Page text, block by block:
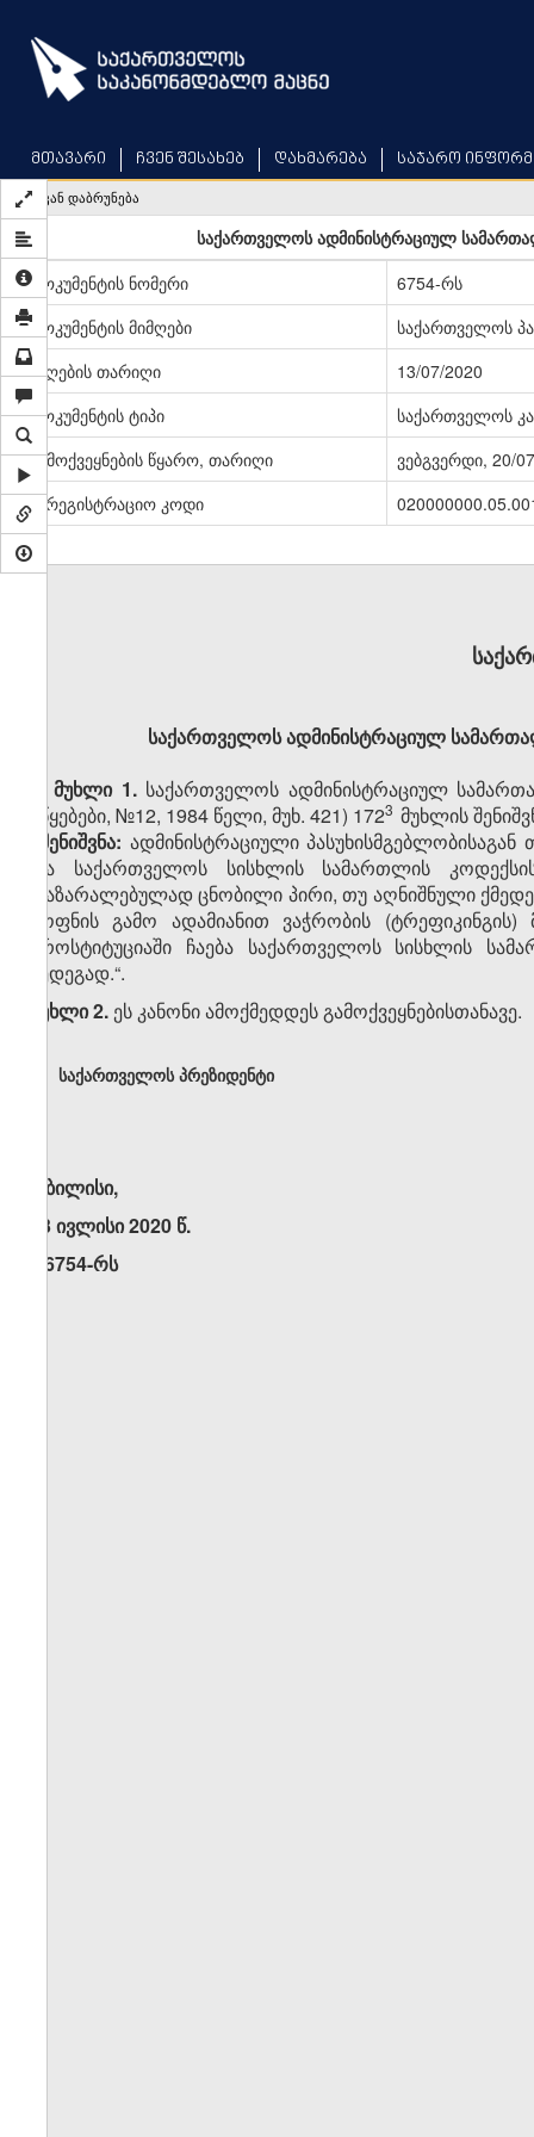
main
content
მთავარი ჩვენ შესახებ დახმარება საჯარო
უკან დაბრუნება
საქართველოს ადმინისტრაციულ
დოკუმენტის ნომერი
6754-რს
დოკუმენტის მიმღები
საქართველოს
მიღების თარიღი
13/07/2020
დოკუმენტის ტიპი
საქართველოს
გამოქვეყნების წყარო, თარიღი
ვებგვერდი, 20/
სარეგისტრაციო კოდი
საქართველოს ადმინისტრაციულ
მუხლი 1. საქართველოს ადმინისტრაციულ
უწყებები, №12, 1984 წელი, მუხ. 421) 172​3 მუხლის
„შენიშვნა: ადმინისტრაციული
და საქართველოს სისხლის სამართლის
დაზარალებულად ცნობილი პირი, თუ აღნიშნული
ყოფნის გამო ადამიანით ვაჭრობის
პროსტიტუციაში ჩაება საქართველოს სისხლის
შედეგად.“.
მუხლი 2. ეს კანონი ამოქმედდეს გამოქვეყნებისთანავე.
საქართველოს პრეზიდენტი
თბილისი,
13 ივლისი 2020 წ.
N6754-რს